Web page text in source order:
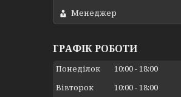
Менеджер
ГРАФІК РОБОТИ
Понеділок 10:00 18:00
Вівторок
10:00 18:00